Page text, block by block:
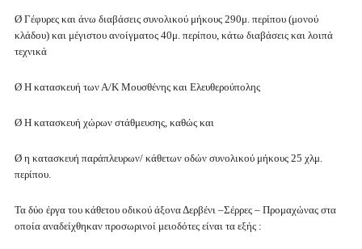
Ø Γέφυρες και άνω διαβάσεις συνολικού μήκους 290μ. περίπου (μονού
κλάδου) και μέγιστου ανοίγματος 40μ. περίπου, κάτω διαβάσεις και λοιπά
τεχνικά
Ø Η κατασκευή των Α/Κ Μουσθένης και Ελευθερούπολης
Ø Η κατασκευή χώρων στάθμευσης, καθώς και
Ø η κατασκευή παράπλευρων/ κάθετων οδών συνολικού μήκους 25 χλμ.
περίπου.
Τα δύο έργα του κάθετου οδικού άξονα Δερβένι –Σέρρες – Προμαχώνας στα
οποία αναδείχθηκαν προσωρινοί μειοδότες είναι τα εξής :